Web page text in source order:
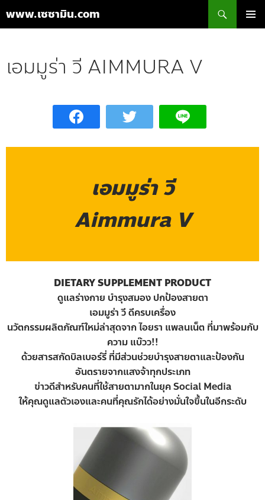
www.เซซามิน.com
เนื้อหา
เอมมูร่า วี AIMMURA V
เอมมูร่า วี
Aimmura V
DIETARY SUPPLEMENT PRODUCT
ดูแลร่างกาย บำรุงสมอง ปกป้องสายตา
เอมมูร่า วี ดีครบเครื่อง
นวัตกรรมผลิตภัณฑ์ใหม่ล่าสุดจาก ไอยรา แพลนเน็ต ที่มาพร้อมกับ
ความ แบ๊วว!!
ด้วยสารสกัดบิลเบอร์รี่ ที่มีส่วนช่วยบำรุงสายตาและป้องกัน
อันตรายจากแสงจ้าทุกประเภท
ข่าวดีสำหรับคนที่ใช้สายตามากในยุค Social Media
ให้คุณดูแลตัวเองและคนที่คุณรักได้อย่างมั่นใจขึ้นในอีกระดับ